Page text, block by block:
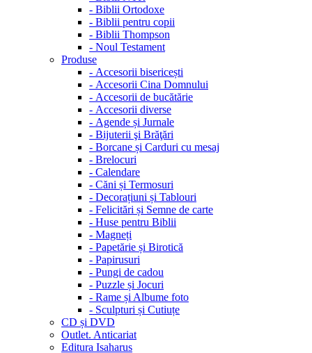
- Biblii Ortodoxe
- Biblii pentru copii
- Biblii Thompson
- Noul Testament
Produse
- Accesorii bisericești
- Accesorii Cina Domnului
- Accesorii de bucătărie
- Accesorii diverse
- Agende și Jurnale
- Bijuterii şi Brăţări
- Borcane și Carduri cu mesaj
- Brelocuri
- Calendare
- Căni și Termosuri
- Decorațiuni și Tablouri
- Felicitări și Semne de carte
- Huse pentru Biblii
- Magneți
- Papetărie și Birotică
- Papirusuri
- Pungi de cadou
- Puzzle și Jocuri
- Rame și Albume foto
- Sculpturi și Cutiuțe
CD și DVD
Outlet. Anticariat
Editura Isaharus